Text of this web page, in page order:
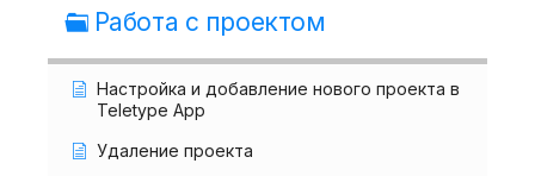
Работа с проектом
Настройка и добавление нового проекта в
Teletype App
Удаление проекта